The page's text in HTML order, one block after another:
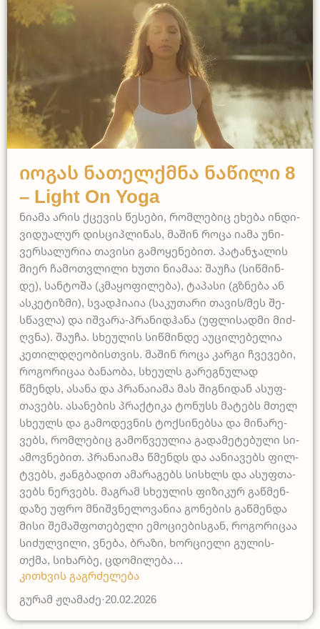
Იო­გას Ნა­თელ­ქმნა Ნა­წი­ლი 8
– Light On Yoga
ნი­ა­მა არის ქცე­ვის წე­სე­ბი, რომ­ლე­ბიც ეხე­ბა ინ­დი­
ვი­დუ­ა­ლურ დის­ცი­პლი­ნას, მა­შინ რო­ცა ია­მა უნი­
ვერ­სა­ლუ­რია თა­ვი­სი გა­მო­ყე­ნე­ბით. პა­ტან­ჯა­ლის
მი­ერ ჩა­მოთ­ვლი­ლი ხუ­თი ნი­ა­მაა: შა­უ­ჩა (სიწ­მინ­
დე), სან­ტო­შა (კმა­ყო­ფი­ლე­ბა), ტა­პა­სი (გზნე­ბა ან
ას­კე­ტიზ­მი), სვად­ჰი­ა­ია (სა­კუ­თა­რი თა­ვის/მეს შე­
სწავ­ლა) და იშ­ვა­რა-პრა­ნიდ­ჰა­ნა (უფლი­სად­მი მიძ­
ღვნა). შა­უ­ჩა. სხე­უ­ლის სიწ­მინ­დე აუ­ცი­ლე­ბე­ლია
კე­თილ­დღე­ო­ბის­თვის. მა­შინ რო­ცა კა­რგი ჩვე­ვე­ბი,
რო­გო­რი­ცაა ბა­ნა­ო­ბა, სხე­ულს გა­რე­გნუ­ლად
წმენდს, ასა­ნა და პრა­ნა­ი­ა­მა მას ში­გნი­დან ასუფ­
თა­ვებს. ასა­ნე­ბის პრაქ­ტი­კა ტო­ნუსს მა­ტებს მთელ
სხე­ულს და გა­მო­დევ­ნის ტოქ­სი­ნებ­სა და მი­ნა­რე­
ვებს, რომ­ლე­ბიც გა­მოწ­ვე­უ­ლია გა­და­მე­ტე­ბუ­ლი სი­
ა­მოვ­ნე­ბით. პრა­ნა­ი­ა­მა წმენდს და აა­ნი­ა­ვებს ფილ­
ტვებს, ჟან­გბა­დით ამა­რა­გებს სისხლს და ასუფ­თა­
ვებს ნერ­ვებს. მა­გრამ სხე­უ­ლის ფი­ზი­კურ გაწ­მენ­
და­ზე უფრო მნიშ­ვნე­ლო­ვა­ნია გო­ნე­ბის გაწ­მენ­და
მი­სი შე­მაშ­ფო­თე­ბე­ლი ემო­ცი­ე­ბის­გან, რო­გო­რი­ცაა
სი­ძულ­ვი­ლი, ვნე­ბა, ბრა­ზი, ხორ­ცი­ე­ლი გუ­ლის­
თქმა, სი­ხარ­ბე, ცდო­მი­ლე­ბა…
კითხვის გაგრძელება
გურამ ჟღამაძე·20.02.2026